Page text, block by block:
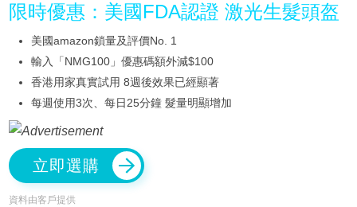
限時優惠：美國FDA認證 激光生髮頭盔
美國amazon鎖量及評價No. 1
輸入「NMG100」優惠碼額外減$100
香港用家真實試用 8週後效果已經顯著
每週使用3次、每日25分鐘 髮量明顯增加
立即選購
資料由客戶提供